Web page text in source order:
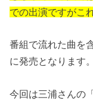
での出演ですがこ
番組で流れた曲を
に発売となります。
今回は三浦さんの